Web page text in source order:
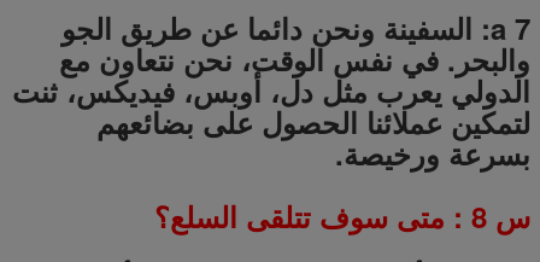
a 7: السفينة ونحن دائما عن طريق الجو
والبحر. في نفس الوقت، نحن نتعاون مع
الدولي يعرب مثل دل، أوبس، فيديكس، ثنت
لتمكين عملائنا الحصول على بضائعهم
بسرعة ورخيصة.
س 8 : متى سوف تتلقى السلع؟